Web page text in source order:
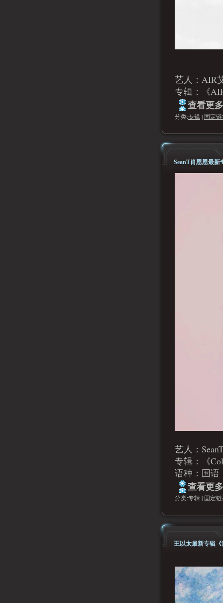
艺人：AIR
专辑：《
查看更
分类:专辑| 固定
SeanT肖恩恩最新
艺人：
专辑：《
语种：国语
查看更
分类:专辑| 固定
王以太最新专辑